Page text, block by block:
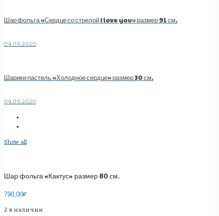
Шар фольга «Сердце со стрелой I love you» размер 91 см.
04.09.2020
Шарики пастель «Холодное сердце» размер 30 см.
04.09.2020
Show all
Шар фольга «Кактус» размер 80 см.
790,00₽
2 в наличии